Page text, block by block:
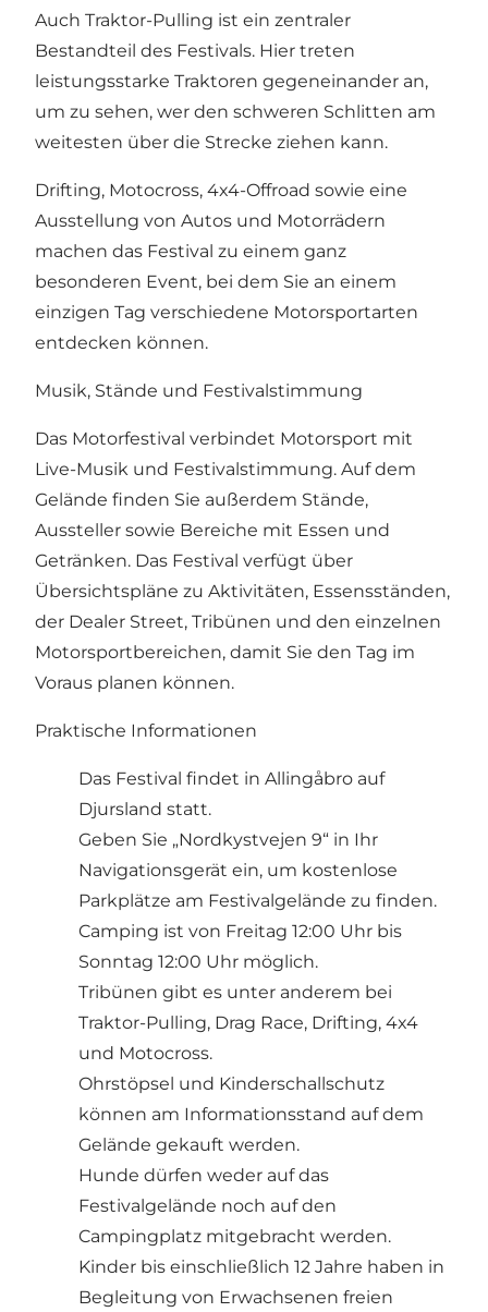
Auch Traktor-Pulling ist ein zentraler
Bestandteil des Festivals. Hier treten
leistungsstarke Traktoren gegeneinander an,
um zu sehen, wer den schweren Schlitten am
weitesten über die Strecke ziehen kann.
Drifting, Motocross, 4x4-Offroad sowie eine
Ausstellung von Autos und Motorrädern
machen das Festival zu einem ganz
besonderen Event, bei dem Sie an einem
einzigen Tag verschiedene Motorsportarten
entdecken können.
Musik, Stände und Festivalstimmung
Das Motorfestival verbindet Motorsport mit
Live-Musik und Festivalstimmung. Auf dem
Gelände finden Sie außerdem Stände,
Aussteller sowie Bereiche mit Essen und
Getränken. Das Festival verfügt über
Übersichtspläne zu Aktivitäten, Essensständen,
der Dealer Street, Tribünen und den einzelnen
Motorsportbereichen, damit Sie den Tag im
Voraus planen können.
Praktische Informationen
Das Festival findet in Allingåbro auf
Djursland statt.
Geben Sie „Nordkystvejen 9“ in Ihr
Navigationsgerät ein, um kostenlose
Parkplätze am Festivalgelände zu finden.
Camping ist von Freitag 12:00 Uhr bis
Sonntag 12:00 Uhr möglich.
Tribünen gibt es unter anderem bei
Traktor-Pulling, Drag Race, Drifting, 4x4
und Motocross.
Ohrstöpsel und Kinderschallschutz
können am Informationsstand auf dem
Gelände gekauft werden.
Hunde dürfen weder auf das
Festivalgelände noch auf den
Campingplatz mitgebracht werden.
Kinder bis einschließlich 12 Jahre haben in
Begleitung von Erwachsenen freien